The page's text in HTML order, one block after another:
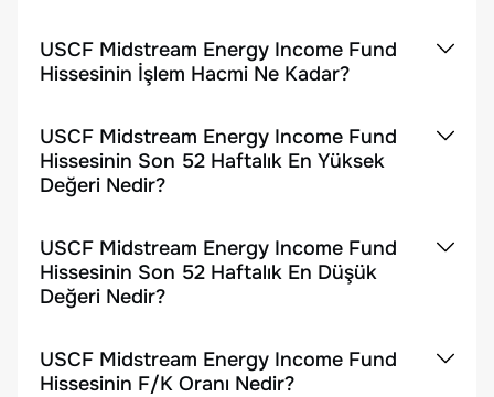
USCF Midstream Energy Income Fund
Hissesinin İşlem Hacmi Ne Kadar?
USCF Midstream Energy Income Fund
Hissesinin Son 52 Haftalık En Yüksek
Değeri Nedir?
USCF Midstream Energy Income Fund
Hissesinin Son 52 Haftalık En Düşük
Değeri Nedir?
USCF Midstream Energy Income Fund
Hissesinin F/K Oranı Nedir?